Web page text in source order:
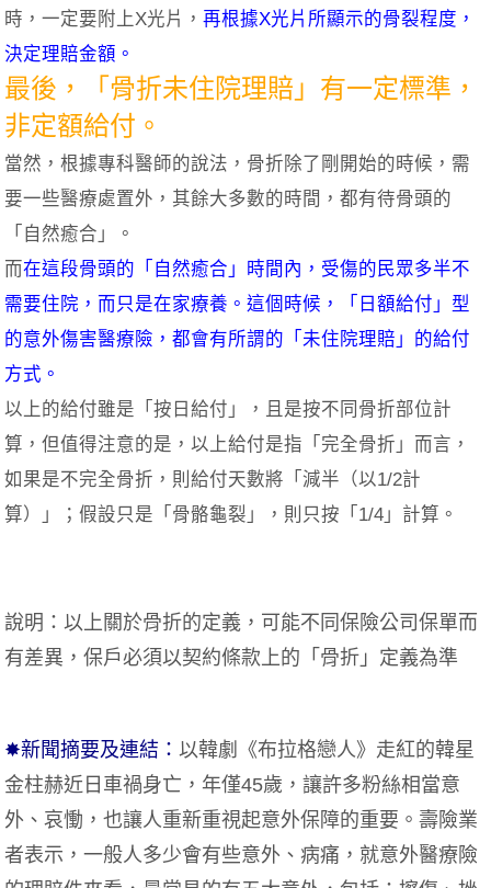
時，一定要附上X光片，再根據X光片所顯示的骨裂程度，
決定理賠金額。
最後，「骨折未住院理賠」有一定標準，
非定額給付。
當然，根據專科醫師的說法，骨折除了剛開始的時候，需
要一些醫療處置外，其餘大多數的時間，都有待骨頭的
「自然癒合」。
而在這段骨頭的「自然癒合」時間內，受傷的民眾多半不
需要住院，而只是在家療養。這個時候，「日額給付」型
的意外傷害醫療險，都會有所謂的「未住院理賠」的給付
方式。
以上的給付雖是「按日給付」，且是按不同骨折部位計
算，但值得注意的是，以上給付是指「完全骨折」而言，
如果是不完全骨折，則給付天數將「減半（以1/2計
算）」；假設只是「骨骼龜裂」，則只按「1/4」計算。
說明：以上關於骨折的定義，可能不同保險公司保單而
有差異，保戶必須以契約條款上的「骨折」定義為準
✸新聞摘要及連結：以韓劇《布拉格戀人》走紅的韓星
金柱赫近日車禍身亡，年僅45歲，讓許多粉絲相當意
外、哀慟，也讓人重新重視起意外保障的重要。壽險業
者表示，一般人多少會有些意外、病痛，就意外醫療險